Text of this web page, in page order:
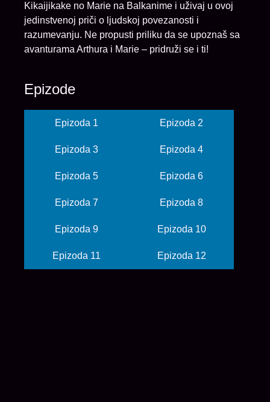
Kikaijikake no Marie na Balkanime i uživaj u ovoj
jedinstvenoj priči o ljudskoj povezanosti i
razumevanju. Ne propusti priliku da se upoznaš sa
avanturama Arthura i Marie – pridruži se i ti!
Epizode
Epizoda 1 Epizoda 2
Epizoda 3 Epizoda 4
Epizoda 5 Epizoda 6
Epizoda 7 Epizoda 8
Epizoda 9 Epizoda 10
Epizoda 11 Epizoda 12